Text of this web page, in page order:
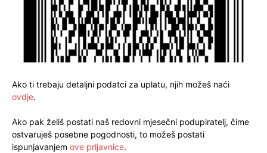
Ako ti trebaju detaljni podatci za uplatu, njih možeš naći
ovdje.
Ako pak želiš postati naš redovni mjesečni podupiratelj, čime
ostvaruješ posebne pogodnosti, to možeš postati
ispunjavanjem ove prijavnice.